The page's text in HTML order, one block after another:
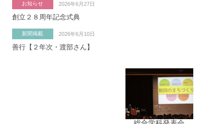
お知らせ 2026年6月27日
創立２８周年記念式典
新聞掲載 2026年6月10日
善行【２年次・渡部さん】